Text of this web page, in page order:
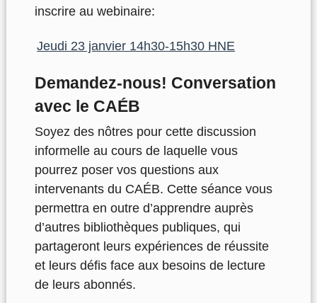
inscrire au webinaire:
Jeudi 23 janvier 14h30-15h30 HNE
Demandez-nous! Conversation
avec le CAÉB
Soyez des nôtres pour cette discussion
informelle au cours de laquelle vous
pourrez poser vos questions aux
intervenants du CAÉB. Cette séance vous
permettra en outre d’apprendre auprès
d’autres bibliothèques publiques, qui
partageront leurs expériences de réussite
et leurs défis face aux besoins de lecture
de leurs abonnés.